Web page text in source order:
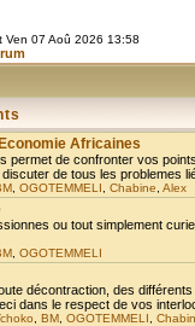
Ven 07 Aoû 2026 13:58
Africaines
permet de confronter vos
de tous les problemes
OGOTEMMELI Chabine Alex
ou tout simplement
OGOTEMMELI
décontraction, des
dans le respect de vos
BM OGOTEMMELI